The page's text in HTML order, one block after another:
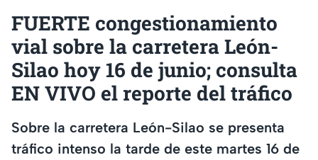
FUERTE congestionamiento
vial sobre la carretera León-
Silao hoy 16 de junio; consulta
EN VIVO el reporte del tráfico
Sobre la carretera León-Silao se presenta
tráfico intenso la tarde de este martes 16 de